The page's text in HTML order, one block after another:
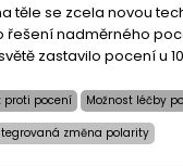
těle se zcela novou
řešení nadměrného
zastavilo pocení u
proti pocení Možnost léčby
změna polarity